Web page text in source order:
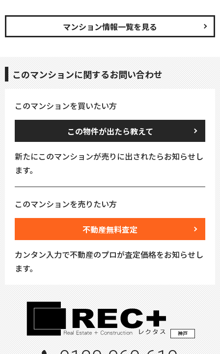
マンション情報一覧を見る
このマンションに関するお問い合わせ
このマンションを買いたい方
この物件が出たら教えて
新たにこのマンションが売りに出されたらお知らせし
ます。
このマンションを売りたい方
不動産無料査定
カンタン入力で不動産のプロが査定価格をお知らせし
ます。
神戸